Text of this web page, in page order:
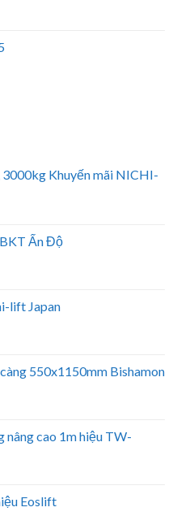
3000kg Khuyến mãi NICHI-
Ấn Độ
lift Japan
550x1150mm Bishamon
nâng cao 1m hiệu TW-
Eoslift